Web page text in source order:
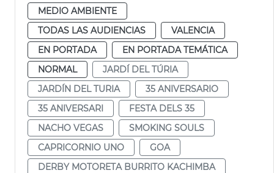
MEDIO AMBIENTE
TODAS LAS AUDIENCIAS
VALENCIA
EN PORTADA
EN PORTADA TEMÁTICA
NORMAL
JARDÍ DEL TÚRIA
JARDÍN DEL TURIA
35 ANIVERSARIO
35 ANIVERSARI
FESTA DELS 35
NACHO VEGAS
SMOKING SOULS
CAPRICORNIO UNO
GOA
DERBY MOTORETA BURRITO KACHIMBA